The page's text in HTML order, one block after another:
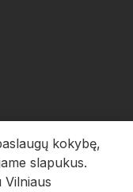
kokybę,
slapukus.
Vilniaus